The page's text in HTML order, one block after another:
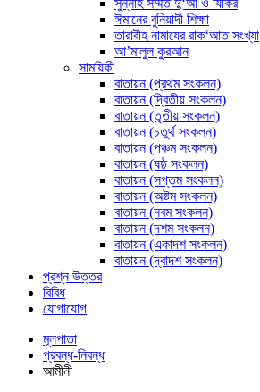
সুন্নাহ সম্মত দু‘আ ও যিকির
ঈমানের বুনিয়াদী শিক্ষা
তারাবীহ নামাযের রাক‘আত সংখ্যা
আ’মালুল কুরআন
সাময়িকী
বাতায়ন (প্রথম সংকলন)
বাতায়ন (দ্বিতীয় সংকলন)
বাতায়ন (তৃতীয় সংকলন)
বাতায়ন (চতুর্থ সংকলন)
বাতায়ন (পঞ্চম সংকলন)
বাতায়ন (ষষ্ঠ সংকলন)
বাতায়ন (সপ্তম সংকলন)
বাতায়ন (অষ্টম সংকলন)
বাতায়ন (নবম সংকলন)
বাতায়ন (দশম সংকলন)
বাতায়ন (একাদশ সংকলন)
বাতায়ন (দ্বাদশ সংকলন)
প্রশ্ন উত্তর
বিবিধ
যোগাযোগ
মূলপাতা
প্রবন্ধ-নিবন্ধ
আমীনী